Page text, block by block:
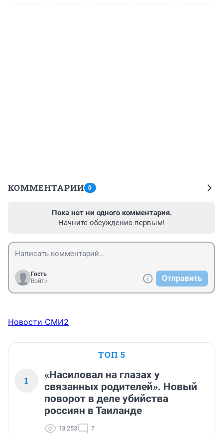
КОММЕНТАРИИ 0
Пока нет ни одного комментария.
Начните обсуждение первым!
Гость
Войти
Отправить
Новости СМИ2
ТОП 5
1
«Насиловал на глазах у
связанных родителей». Новый
поворот в деле убийства
россиян в Таиланде
13 253 7